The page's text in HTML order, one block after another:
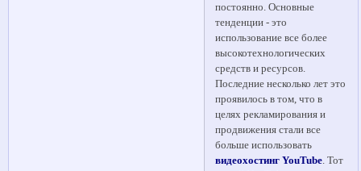
постоянно. Основные
тенденции - это
использование все более
высокотехнологических
средств и ресурсов.
Последние несколько лет это
проявилось в том, что в
целях рекламирования и
продвижения стали все
больше использовать
видеохостинг YouTube . Тот